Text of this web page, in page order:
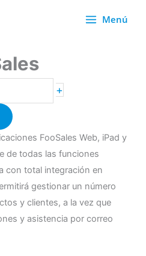
Menú
+
FooSales Web, iPad y
de todas las funciones
con total integración en
gestionar un número
y clientes, a la vez que
y asistencia por correo